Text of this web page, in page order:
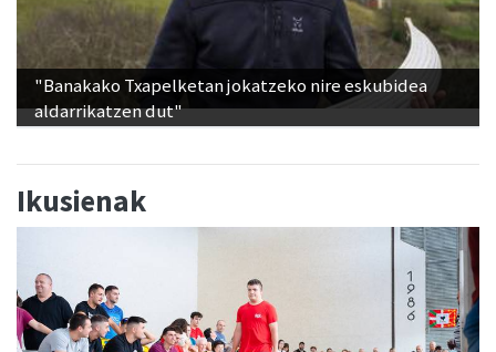
"Banakako Txapelketan jokatzeko nire eskubidea
aldarrikatzen dut"
Ikusienak